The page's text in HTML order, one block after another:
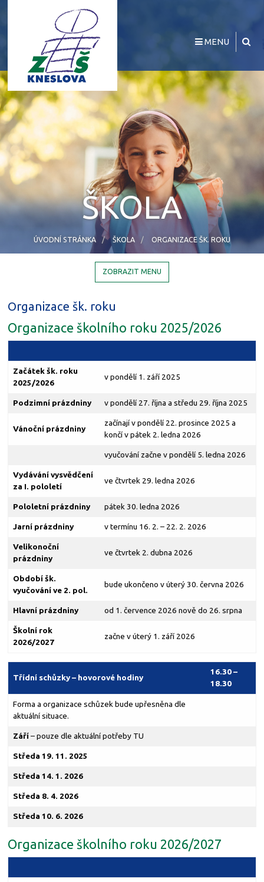
MENU
ŠKOLA
ÚVODNÍ STRÁNKA ŠKOLA ORGANIZACE ŠK. ROKU
ZOBRAZIT MENU
Organizace šk. roku
Organizace školního roku 2025/2026
Začátek šk. roku
2025/2026
v pondělí 1. září 2025
Podzimní prázdniny v pondělí 27. října a středu 29. října 2025
Vánoční prázdniny
začínají v pondělí 22. prosince 2025 a
končí v pátek 2. ledna 2026
vyučování začne v pondělí 5. ledna 2026
Vydávání vysvědčení
za I. pololetí
ve čtvrtek 29. ledna 2026
Pololetní prázdniny pátek 30. ledna 2026
Jarní prázdniny v termínu 16. 2. – 22. 2. 2026
Velikonoční
prázdniny
ve čtvrtek 2. dubna 2026
Období šk.
vyučování ve 2. pol.
bude ukončeno v úterý 30. června 2026
Hlavní prázdniny od 1. července 2026 nově do 26. srpna
Školní rok
2026/2027
začne v úterý 1. září 2026
Třídní schůzky – hovorové hodiny
16.30 –
18.30
Forma a organizace schůzek bude upřesněna dle
aktuální situace.
Září– pouze dle aktuální potřeby TU
Středa 19. 11. 2025
Středa 14. 1. 2026
Středa 8. 4. 2026
Středa 10. 6. 2026
Organizace školního roku 2026/2027